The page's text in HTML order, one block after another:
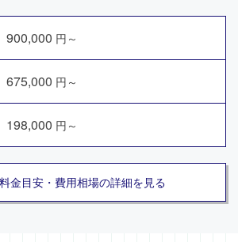
900,000 円～
675,000 円～
198,000 円～
金目安・費用相場の詳細を見る